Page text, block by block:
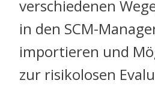
verschiedenen
in den SCM-
importieren und
zur risikolosen